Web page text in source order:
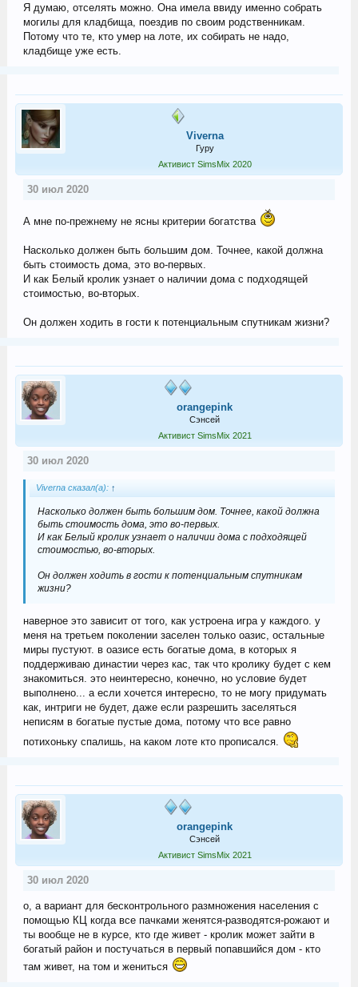
Я думаю, отселять можно. Она имела ввиду именно собрать
могилы для кладбища, поездив по своим родственникам.
Потому что те, кто умер на лоте, их собирать не надо,
кладбище уже есть.
Viverna
Гуру
Активист SimsMix 2020
30 июл 2020
А мне по-прежнему не ясны критерии богатства
Насколько должен быть большим дом. Точнее, какой должна
быть стоимость дома, это во-первых.
И как Белый кролик узнает о наличии дома с подходящей
стоимостью, во-вторых.
Он должен ходить в гости к потенциальным спутникам жизни?
orangepink
Сэнсей
Активист SimsMix 2021
30 июл 2020
Viverna сказал(а): ↑
Насколько должен быть большим дом. Точнее, какой должна
быть стоимость дома, это во-первых.
И как Белый кролик узнает о наличии дома с подходящей
стоимостью, во-вторых.
Он должен ходить в гости к потенциальным спутникам
жизни?
наверное это зависит от того, как устроена игра у каждого. у
меня на третьем поколении заселен только оазис, остальные
миры пустуют. в оазисе есть богатые дома, в которых я
поддерживаю династии через кас, так что кролику будет с кем
знакомиться. это неинтересно, конечно, но условие будет
выполнено... а если хочется интересно, то не могу придумать
как, интриги не будет, даже если разрешить заселяться
неписям в богатые пустые дома, потому что все равно
потихоньку спалишь, на каком лоте кто прописался.
orangepink
Сэнсей
Активист SimsMix 2021
30 июл 2020
о, а вариант для бесконтрольного размножения населения с
помощью КЦ когда все пачками женятся-разводятся-рожают и
ты вообще не в курсе, кто где живет - кролик может зайти в
богатый район и постучаться в первый попавшийся дом - кто
там живет, на том и жениться